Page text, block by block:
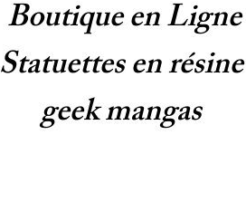
Boutique en Ligne
Statuettes en résine
geek mangas